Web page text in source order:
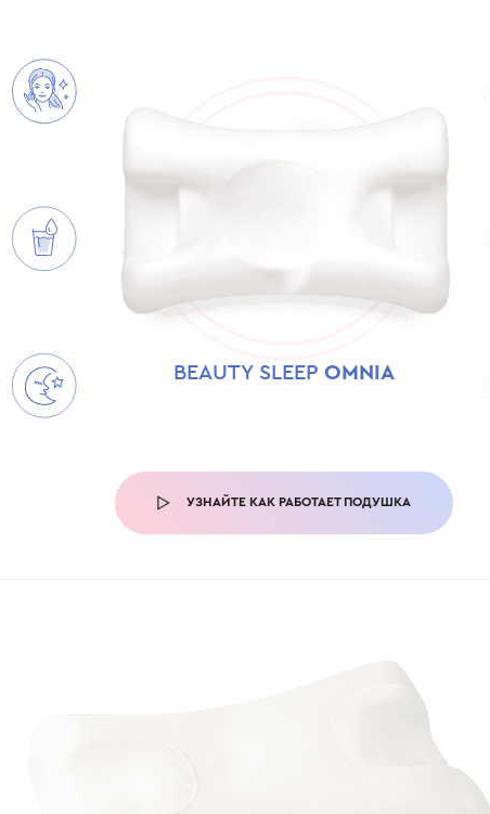
BEAUTY SLEEP OMNIA
УЗНАЙТЕ КАК РАБОТАЕТ ПОДУШКА